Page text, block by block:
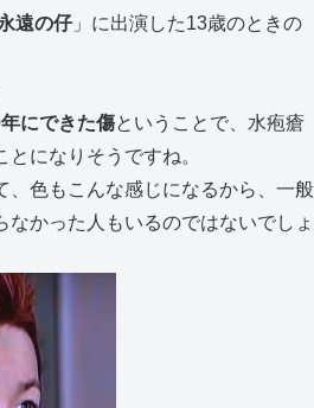
遠の仔 」に出演した13歳のときの
にできた傷ということで、水疱瘡
になりそうですね。
、色もこんな感じになるから、一般
なかった人もいるのではないでしょ